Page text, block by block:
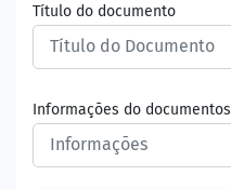
Título do documento
Informações do documentos